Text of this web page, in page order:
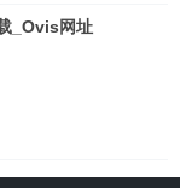
_Ovis网址